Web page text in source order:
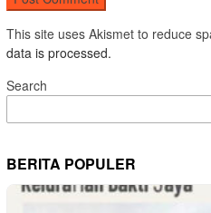
This site uses Akismet to reduce
data is processed.
Search
BERITA POPULER